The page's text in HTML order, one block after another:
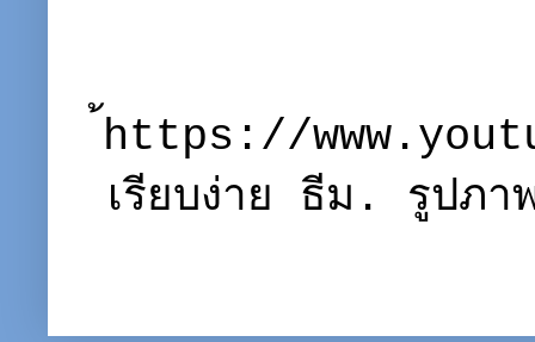
https://
เรียบง่าย ธีม. รูปภ